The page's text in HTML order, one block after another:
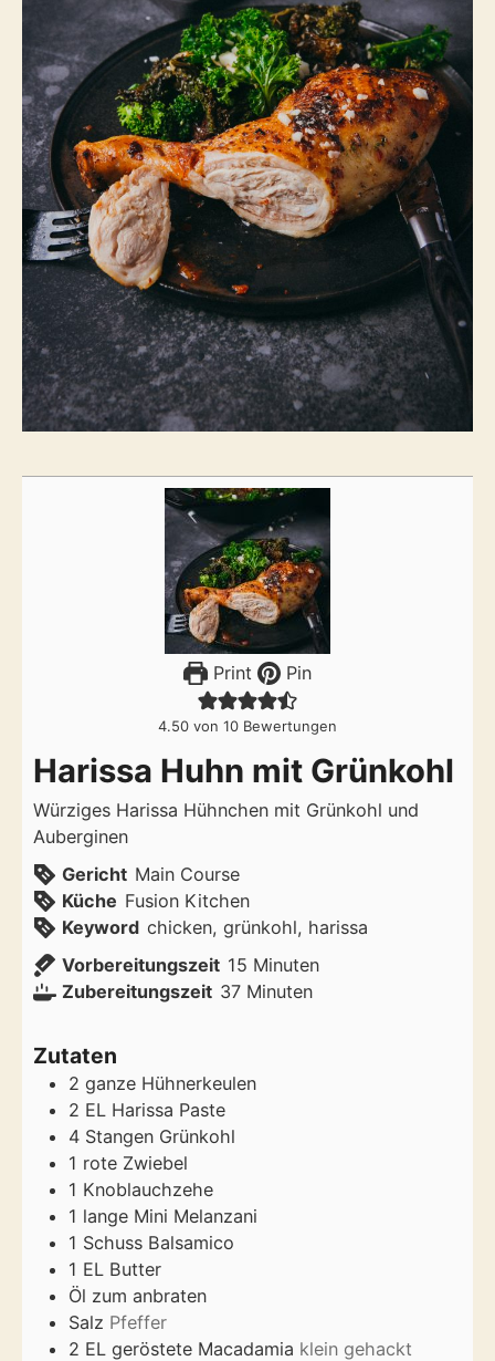
Print Pin
4.50 von 10 Bewertungen
Harissa Huhn mit Grünkohl
Würziges Harissa Hühnchen mit Grünkohl und
Auberginen
Gericht Main Course
Küche Fusion Kitchen
Keyword chicken, grünkohl, harissa
Vorbereitungszeit 15Minuten
Minuten
Zubereitungszeit 37Minuten
Minuten
Zutaten
2 ganze Hühnerkeulen
2 EL Harissa Paste
4 Stangen Grünkohl
1 rote Zwiebel
1 Knoblauchzehe
1 lange Mini Melanzani
1 Schuss Balsamico
1 EL Butter
Öl zum anbraten
Salz Pfeffer
2 EL geröstete Macadamia klein gehackt